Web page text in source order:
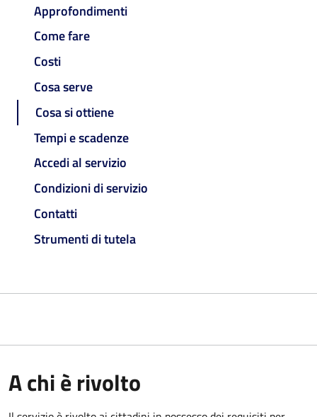
Approfondimenti
Come fare
Costi
Cosa serve
Cosa si ottiene
Tempi e scadenze
Accedi al servizio
Condizioni di servizio
Contatti
Strumenti di tutela
A chi è rivolto